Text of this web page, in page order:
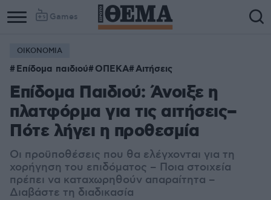
Games
Column
1
Column
2
ΟΙΚΟΝΟΜΙΑ
Επίδομα παιδιού ΟΠΕΚΑ Αιτήσεις
Επίδομα Παιδιού: Άνοιξε η
πλατφόρμα για τις αιτήσεις–
Πότε λήγει η προθεσμία
Οι προϋποθέσεις που θα ελέγχονται για τη
χορήγηση του επιδόματος – Ποια στοιχεία
πρέπει να καταχωρηθούν απαραίτητα –
Διαβάστε τη διαδικασία